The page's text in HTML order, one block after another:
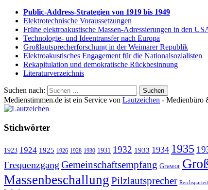
Public-Address-Strategien von 1919 bis 1949
Elektrotechnische Voraussetzungen
Frühe elektroakustische Massen-Adressierungen in den
Technologie- und Ideentransfer nach Europa
Großlautsprecherforschung in der Weimarer Republik
Elektroakustisches Engagement für die Nationalsozialisten
Rekapitulation und demokratische Rückbesinnung
Literaturverzeichnis
Suchen nach:
Medienstimmen.de ist ein Service von Lautzeichen - Medienbüro
Stichwörter
1923 1924 1925 1926 1928 1930 1931 1932 1933 1934 1935
Frequenzgang Gemeinschaftsempfang Grawor
Massenbeschallung Pilzlautsprecher